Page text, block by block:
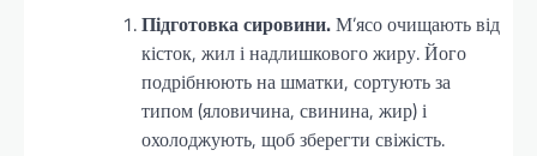
Підготовка сировини.М’ясо очищають від
кісток, жил і надлишкового жиру. Його
подрібнюють на шматки, сортують за
типом (яловичина, свинина, жир) і
охолоджують, щоб зберегти свіжість.